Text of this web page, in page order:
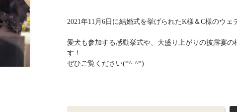
2021年11月6日に結婚式を挙げられたK様＆C様のウ
愛犬も参加する感動挙式や、大盛り上がりの披露宴
す！
ぜひご覧ください(*^-^*)